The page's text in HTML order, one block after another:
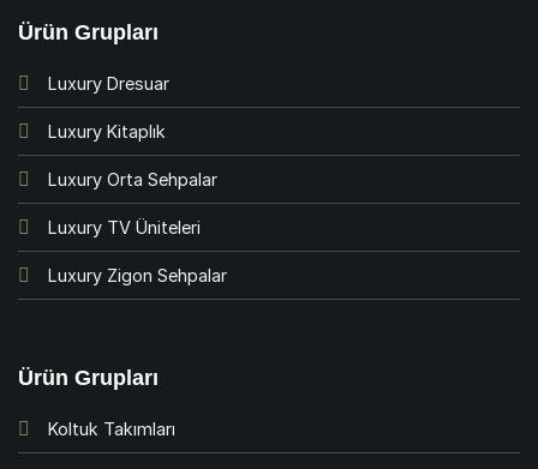
Ürün Grupları
Luxury Dresuar
Luxury Kitaplık
Luxury Orta Sehpalar
Luxury TV Üniteleri
Luxury Zigon Sehpalar
Ürün Grupları
Koltuk Takımları